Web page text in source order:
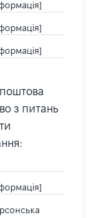
з питань